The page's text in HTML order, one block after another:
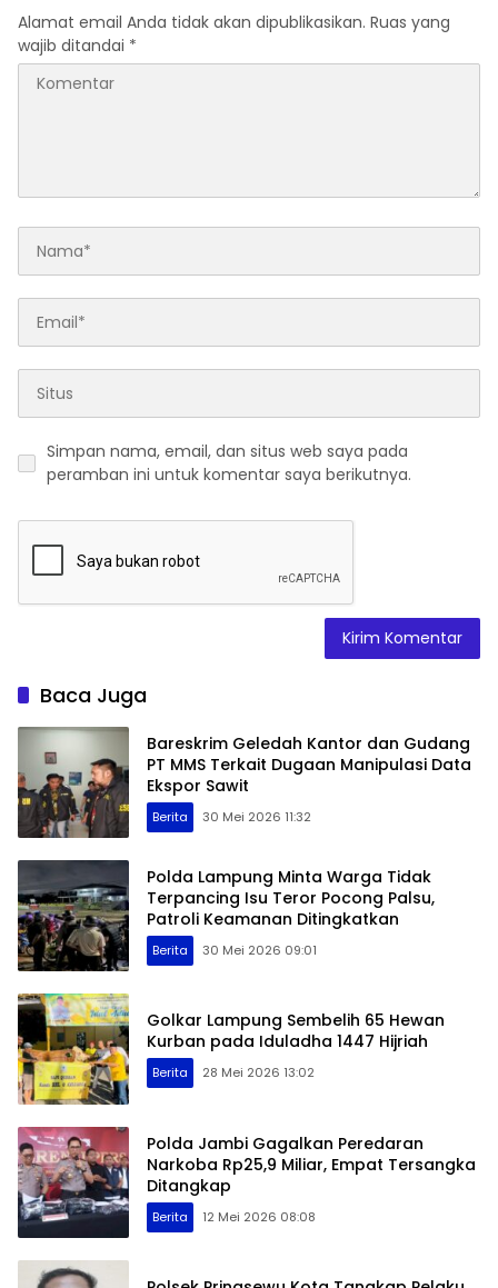
Alamat email Anda tidak akan dipublikasikan. Ruas yang
wajib ditandai *
Simpan nama, email, dan situs web saya pada
peramban ini untuk komentar saya berikutnya.
Baca Juga
Bareskrim Geledah Kantor dan Gudang
PT MMS Terkait Dugaan Manipulasi Data
Ekspor Sawit
Berita 30 Mei 2026 11:32
Polda Lampung Minta Warga Tidak
Terpancing Isu Teror Pocong Palsu,
Patroli Keamanan Ditingkatkan
Berita 30 Mei 2026 09:01
Golkar Lampung Sembelih 65 Hewan
Kurban pada Iduladha 1447 Hijriah
Berita 28 Mei 2026 13:02
Polda Jambi Gagalkan Peredaran
Narkoba Rp25,9 Miliar, Empat Tersangka
Ditangkap
Berita 12 Mei 2026 08:08